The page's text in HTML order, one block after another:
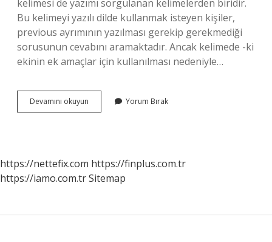
kelimesi de yazımı sorgulanan kelimelerden biridir.
Bu kelimeyi yazılı dilde kullanmak isteyen kişiler,
previous ayrımının yazılması gerekip gerekmediği
sorusunun cevabını aramaktadır. Ancak kelimede -ki
ekinin ek amaçlar için kullanılması nedeniyle…
Devamını okuyun
Seneki
Yorum Bırak
https://nettefix.com https://finplus.com.tr
https://iamo.com.trSitemap